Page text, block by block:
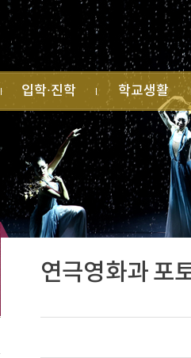
입학·진학
입학
전·편입
대학진학
학교생활
계원소식
학사일정
자유게시판
학습자료실
학생자치회
방과후학교
학교운영위원회
교목실
급식게시판
연극영화과 포